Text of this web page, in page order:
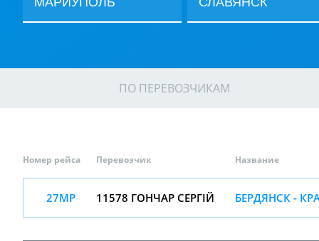
ПО ПЕРЕВОЗЧИКАМ
Номер рейса Перевозчик Название
27МР 11578 ГОНЧАР СЕРГІЙ БЕРДЯНСК -